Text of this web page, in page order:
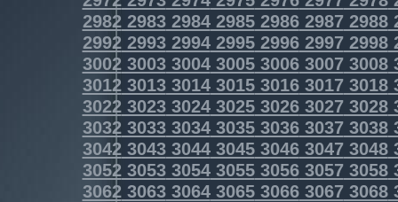
2982298329842985298629872988
2992299329942995299629972998
3002300330043005300630073008
3012301330143015301630173018
3022302330243025302630273028
3032303330343035303630373038
3042304330443045304630473048
3052305330543055305630573058
3062306330643065306630673068